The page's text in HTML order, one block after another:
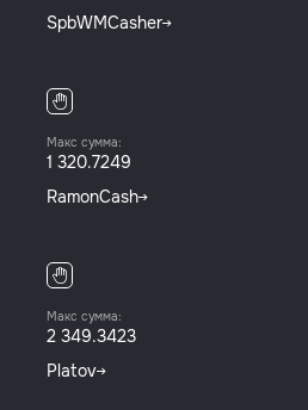
SpbWMCasher
Макс сумма:
1 320.7249
RamonCash
Макс сумма:
2 349.3423
Platov